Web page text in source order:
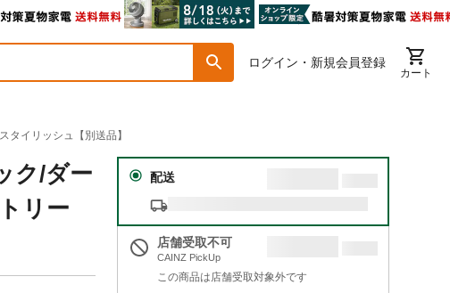
ログイン・新規会員登録
カート
タイリッシュ【別送品】
ク/ダー
リー
配送
店舗受取不可
CAINZ PickUp
この商品は店舗受取対象外です